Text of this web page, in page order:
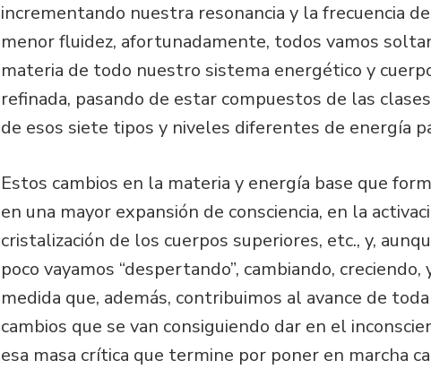
incrementando nuestra resonancia y la frecuencia
menor fluidez, afortunadamente, todos vamos
materia de todo nuestro sistema energético y
refinada, pasando de estar compuestos de las
de esos siete tipos y niveles diferentes de energía
Estos cambios en la materia y energía base que
en una mayor expansión de consciencia, en la
cristalización de los cuerpos superiores, etc., y,
poco vayamos “despertando”, cambiando,
medida que, además, contribuimos al avance de
cambios que se van consiguiendo dar en el
esa masa crítica que termine por poner en marcha